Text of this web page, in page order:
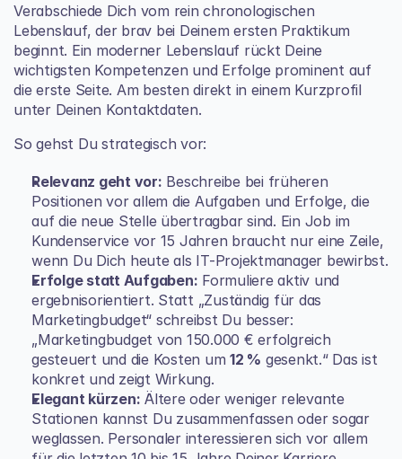
Verabschiede Dich vom rein chronologischen
Lebenslauf, der brav bei Deinem ersten Praktikum
beginnt. Ein moderner Lebenslauf rückt Deine
wichtigsten Kompetenzen und Erfolge prominent auf
die erste Seite. Am besten direkt in einem Kurzprofil
unter Deinen Kontaktdaten.
So gehst Du strategisch vor:
Relevanz geht vor: Beschreibe bei früheren
Positionen vor allem die Aufgaben und Erfolge, die
auf die neue Stelle übertragbar sind. Ein Job im
Kundenservice vor 15 Jahren braucht nur eine Zeile,
wenn Du Dich heute als IT-Projektmanager bewirbst.
Erfolge statt Aufgaben: Formuliere aktiv und
ergebnisorientiert. Statt „Zuständig für das
Marketingbudget“ schreibst Du besser:
„Marketingbudget von 150.000 € erfolgreich
gesteuert und die Kosten um 12 % gesenkt.“ Das ist
konkret und zeigt Wirkung.
Elegant kürzen: Ältere oder weniger relevante
Stationen kannst Du zusammenfassen oder sogar
weglassen. Personaler interessieren sich vor allem